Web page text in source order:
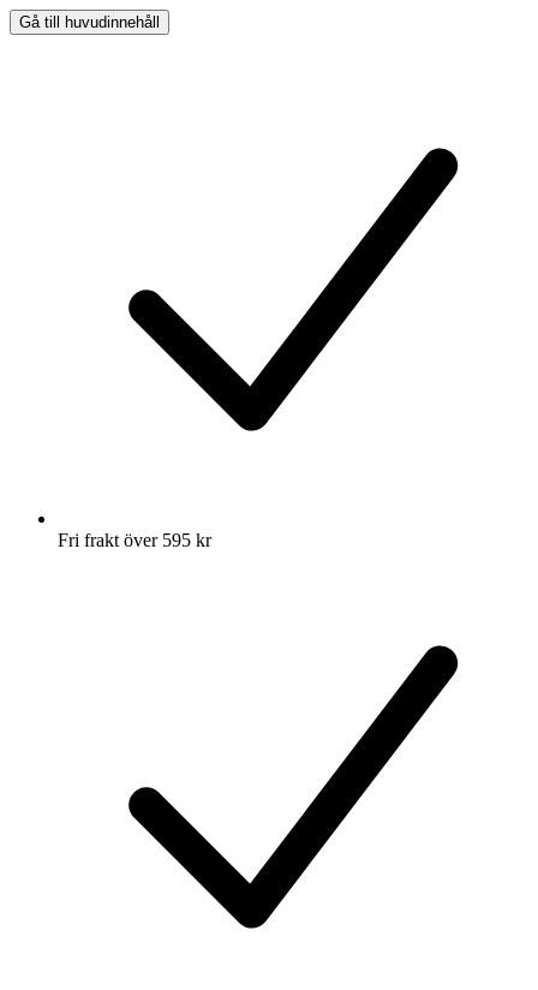
Gå till huvudinnehåll
Fri frakt över 595 kr